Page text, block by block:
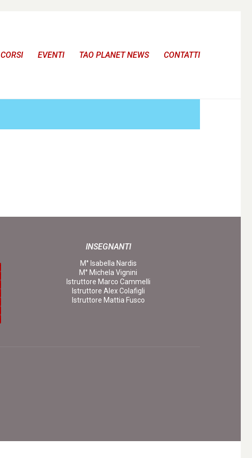
CORSI EVENTI TAO PLANET NEWS CONTATTI
INSEGNANTI
M° Isabella Nardis
M° Michela Vignini
Istruttore Marco Cammelli
Istruttore Alex Colafigli
Istruttore Mattia Fusco